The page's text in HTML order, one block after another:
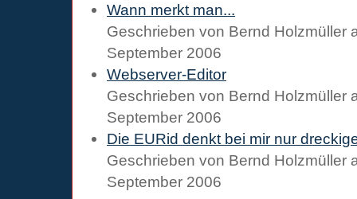
Wann merkt man...
Geschrieben von Bernd Holzmüller
September 2006
Webserver-Editor
Geschrieben von Bernd Holzmüller
September 2006
Die EURid denkt bei mir nur
Geschrieben von Bernd Holzmüller
September 2006